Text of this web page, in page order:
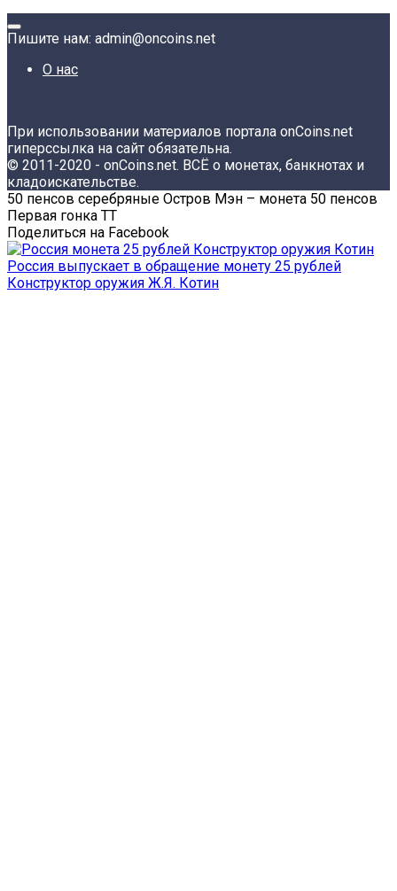
Пишите нам: admin@oncoins.net
О нас
При использовании материалов портала onCoins.net
гиперссылка на сайт обязательна.
© 2011-2020 - onCoins.net. ВСЁ о монетах, банкнотах и
кладоискательстве.
50 пенсов серебряные Остров Мэн – монета 50 пенсов
Первая гонка ТТ
Поделиться на Facebook
Россия выпускает в обращение монету 25 рублей
Конструктор оружия Ж.Я. Котин